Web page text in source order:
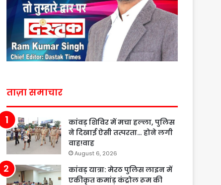
ताज़ा समाचार
कांवड़ शिविर में मचा हल्ला, पुलिस
ने दिखाई ऐसी तत्परता… होने लगी
वाह!वाह
August 6, 2026
कांवड़ यात्रा: मेरठ पुलिस लाइन में
एकीकृत कमांड़ कंट्रोल रूम की